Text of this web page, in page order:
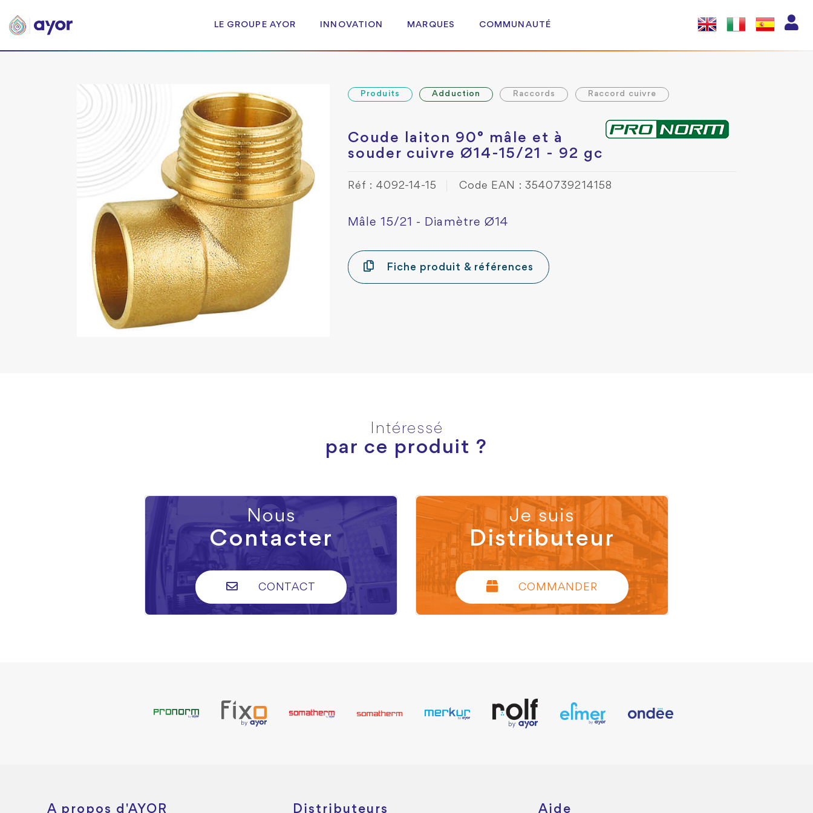
LE GROUPE AYOR INNOVATION MARQUES COMMUNAUTÉ
Produits Adduction Raccords Raccord cuivre
Coude laiton 90° mâle et à
souder cuivre Ø14-15/21 - 92 gc
Réf : 4092-14-15 Code EAN : 3540739214158
Mâle 15/21 - Diamètre Ø14
Fiche produit & références
Intéressé
par ce produit ?
Nous
Contacter
CONTACT
Je suis
Distributeur
COMMANDER
A propos d'AYOR Distributeurs Aide